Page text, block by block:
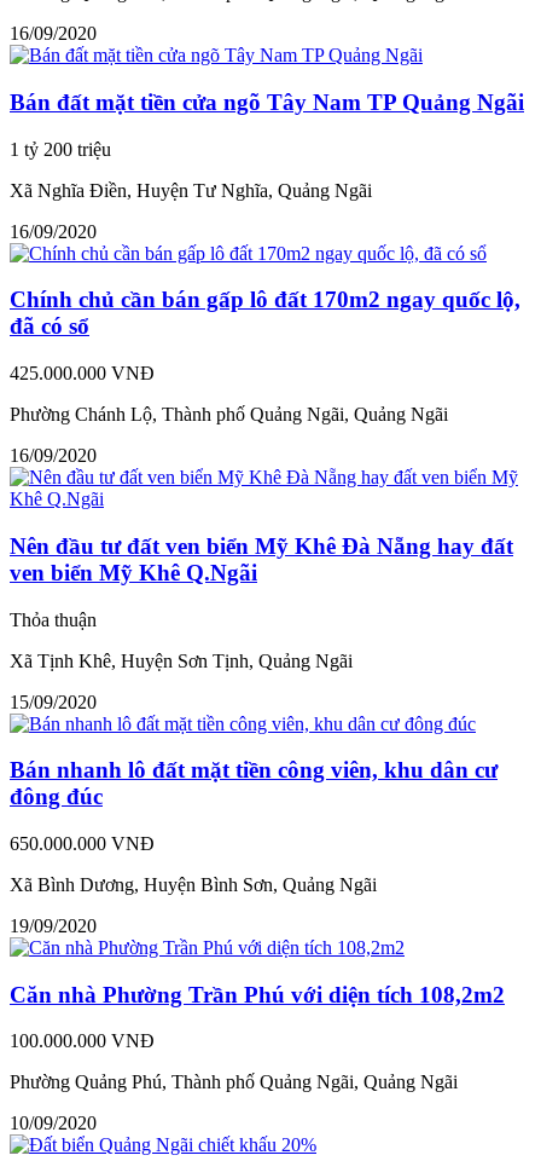
16/09/2020
Bán đất mặt tiền cửa ngõ Tây Nam TP Quảng Ngãi
1 tỷ 200 triệu
Xã Nghĩa Điền, Huyện Tư Nghĩa, Quảng Ngãi
16/09/2020
Chính chủ cần bán gấp lô đất 170m2 ngay quốc lộ,
đã có sổ
425.000.000 VNĐ
Phường Chánh Lộ, Thành phố Quảng Ngãi, Quảng Ngãi
16/09/2020
Nên đầu tư đất ven biển Mỹ Khê Đà Nẵng hay đất
ven biển Mỹ Khê Q.Ngãi
Thỏa thuận
Xã Tịnh Khê, Huyện Sơn Tịnh, Quảng Ngãi
15/09/2020
Bán nhanh lô đất mặt tiền công viên, khu dân cư
đông đúc
650.000.000 VNĐ
Xã Bình Dương, Huyện Bình Sơn, Quảng Ngãi
19/09/2020
Căn nhà Phường Trần Phú với diện tích 108,2m2
100.000.000 VNĐ
Phường Quảng Phú, Thành phố Quảng Ngãi, Quảng Ngãi
10/09/2020